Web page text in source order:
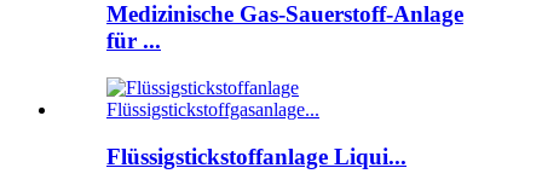
Medizinische Gas-Sauerstoff-Anlage
für ...
Flüssigstickstoffanlage Liqui...